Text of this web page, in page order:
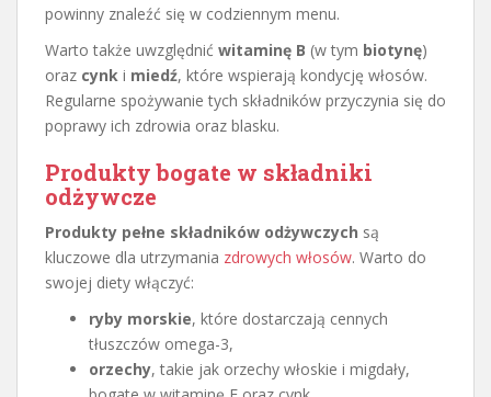
powinny znaleźć się w codziennym menu.
Warto także uwzględnić witaminę B (w tym biotynę)
oraz cynk i miedź, które wspierają kondycję włosów.
Regularne spożywanie tych składników przyczynia się do
poprawy ich zdrowia oraz blasku.
Produkty bogate w składniki
odżywcze
Produkty pełne składników odżywczych są
kluczowe dla utrzymania zdrowych włosów. Warto do
swojej diety włączyć:
ryby morskie, które dostarczają cennych
tłuszczów omega-3,
orzechy, takie jak orzechy włoskie i migdały,